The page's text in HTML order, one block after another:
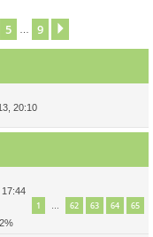
5 9
20:10
1 … 62 63 64 65